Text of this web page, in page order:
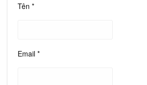
Tên *
Email *